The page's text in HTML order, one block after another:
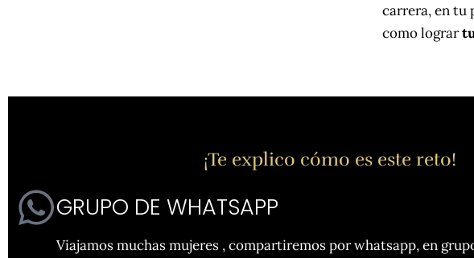
carrera, en tu
como lograr
¡Te explico cómo es este reto!
GRUPO DE WHATSAPP
Viajamos muchas mujeres , compartiremos por whatsapp, en